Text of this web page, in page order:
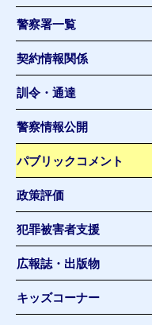
警察署一覧
契約情報関係
訓令・通達
警察情報公開
パブリックコメント
政策評価
犯罪被害者支援
広報誌・出版物
キッズコーナー